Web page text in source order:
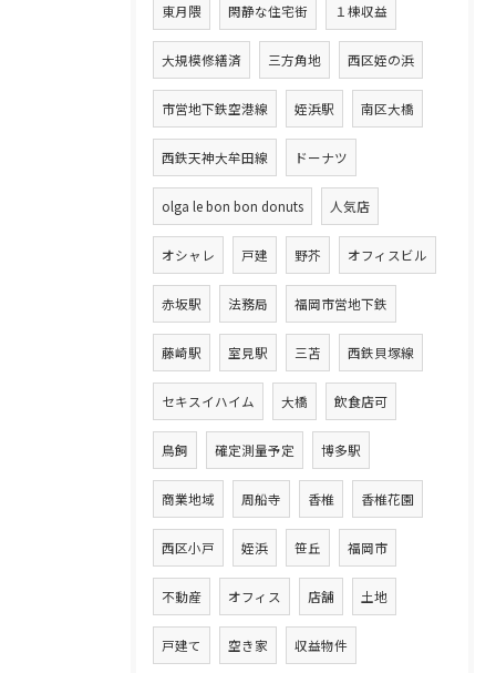
東月隈 閑静な住宅街 １棟収益
大規模修繕済 三方角地 西区姪の浜
市営地下鉄空港線 姪浜駅 南区大橋
西鉄天神大牟田線 ドーナツ
olga le bon bon donuts 人気店
オシャレ 戸建 野芥 オフィスビル
赤坂駅 法務局 福岡市営地下鉄
藤崎駅 室見駅 三苫 西鉄貝塚線
セキスイハイム 大橋 飲食店可
鳥飼 確定測量予定 博多駅
商業地域 周船寺 香椎 香椎花園
西区小戸 姪浜 笹丘 福岡市
不動産 オフィス 店舗 土地
戸建て 空き家 収益物件